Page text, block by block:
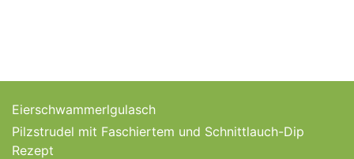
Eierschwammerlgulasch
Pilzstrudel mit Faschiertem und Schnittlauch-Dip
Rezept